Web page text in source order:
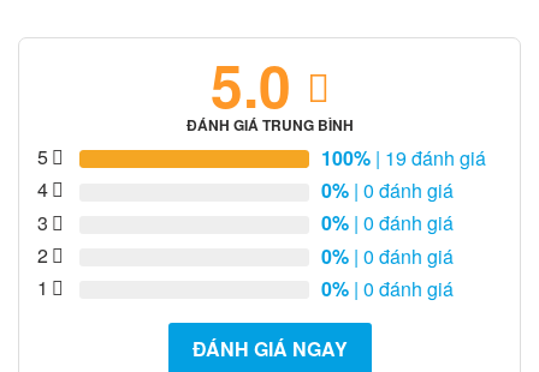
5.0
ĐÁNH GIÁ TRUNG BÌNH
5 100% | 19 đánh giá
4
0% | 0 đánh giá
3
0% | 0 đánh giá
2
0% | 0 đánh giá
1
0% | 0 đánh giá
ĐÁNH GIÁ NGAY